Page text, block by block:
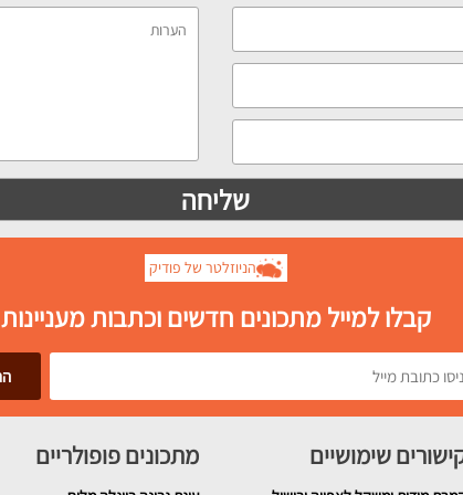
הניוזלטר של פודיק
קבלו למייל מתכונים חדשים וכתבות מעניינות
שימושיים מתכונים פופולריים